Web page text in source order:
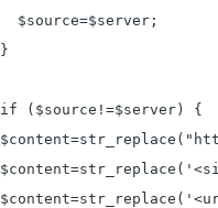
  $source=$server;
}
if ($source!=$server) {